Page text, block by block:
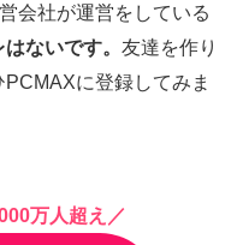
会社が運営をしている
ないです。 友達を作り
に登録してみま
万人超え／